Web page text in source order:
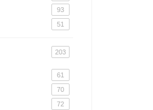
93
51
203
61
70
72